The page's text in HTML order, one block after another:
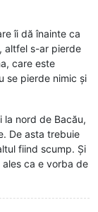
îi dă înainte ca
altfel s-ar pierde
care este
se pierde nimic și
la nord de Bacău,
De asta trebuie
fiind scump. Și
ales ca e vorba de